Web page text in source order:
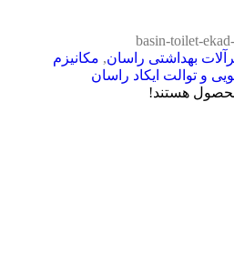
basin-toilet-
بهداشتی راسان, مکانیزم
و توالت ایکاد راسان
هستند!